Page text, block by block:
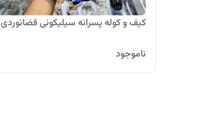
کیف و کوله پسرانه سیلیکونی فضانوردی
ناموجود